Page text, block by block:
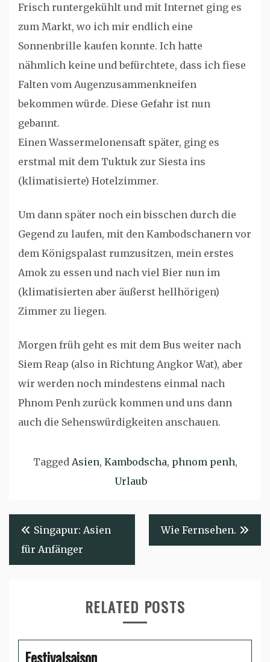
Frisch runtergekühlt und mit Internet ging es
zum Markt, wo ich mir endlich eine
Sonnenbrille kaufen konnte. Ich hatte
nähmlich keine und befürchtete, dass ich fiese
Falten vom Augenzusammenkneifen
bekommen würde. Diese Gefahr ist nun
gebannt.
Einen Wassermelonensaft später, ging es
erstmal mit dem Tuktuk zur Siesta ins
(klimatisierte) Hotelzimmer.
Um dann später noch ein bisschen durch die
Gegend zu laufen, mit den Kambodschanern vor
dem Königspalast rumzusitzen, mein erstes
Amok zu essen und nach viel Bier nun im
(klimatisierten aber äußerst hellhörigen)
Zimmer zu liegen.
Morgen früh geht es mit dem Bus weiter nach
Siem Reap (also in Richtung Angkor Wat), aber
wir werden noch mindestens einmal nach
Phnom Penh zurück kommen und uns dann
auch die Sehenswürdigkeiten anschauen.
Tagged Asien, Kambodscha, phnom penh,
Urlaub
Beitragsnavigation
Singapur: Asien
für Anfänger
Wie Fernsehen.
RELATED POSTS
Festivalsaison